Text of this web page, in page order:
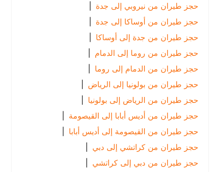
حجز طيران من نيروبي إلى جدة
حجز طيران من أوساكا إلى جدة
حجز طيران من جدة إلى أوساكا |
حجز طيران من روما إلى الدمام
|
حجز طيران من الدمام إلى روما
|
حجز طيران من بولونيا إلى الرياض
|
حجز طيران من الرياض إلى بولونيا
|
حجز طيران من أديس أبابا إلى القيصومة |
حجز طيران من القيصومة إلى أديس أبابا |
حجز طيران من كراتشي إلى دبي |
حجز طيران من دبي إلى كراتشي |